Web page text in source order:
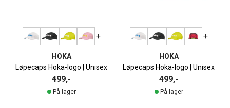
+
HOKA
Løpecaps Hoka-logo | Unisex
499,-
På lager
+
HOKA
Løpecaps Hoka-logo | Unisex
499,-
På lager